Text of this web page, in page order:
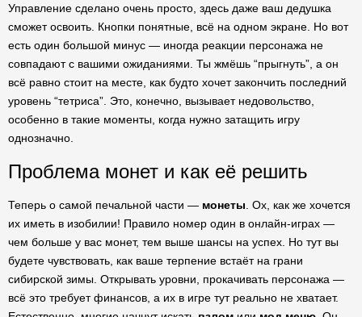
Управление сделано очень просто, здесь даже ваш дедушка
сможет освоить. Кнопки понятные, всё на одном экране. Но вот
есть один большой минус — иногда реакции персонажа не
совпадают с вашими ожиданиями. Ты жмёшь “прыгнуть”, а он
всё равно стоит на месте, как будто хочет закончить последний
уровень “тетриса”. Это, конечно, вызывает недовольство,
особенно в такие моменты, когда нужно затащить игру
однозначно.
Проблема монет и как её решить
Теперь о самой печальной части — монеты . Ох, как же хочется
их иметь в изобилии! Правило номер один в онлайн-играх —
чем больше у вас монет, тем выше шансы на успех. Но тут вы
будете чувствовать, как ваше терпение встаёт на грани
сибирской зимы. Открывать уровни, прокачивать персонажа —
всё это требует финансов, а их в игре тут реально не хватает.